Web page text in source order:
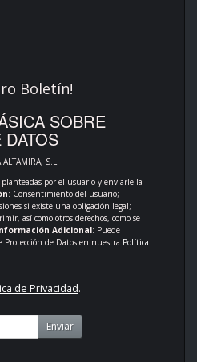
Boletín!
SOBRE
S.L.
por el usuario y enviarle la
: Consentimiento del usuario;
si existe una obligación legal;
así como otros derechos, como se
Adicional: Puede
de Datos en nuestra Política
de Privacidad.
Enviar